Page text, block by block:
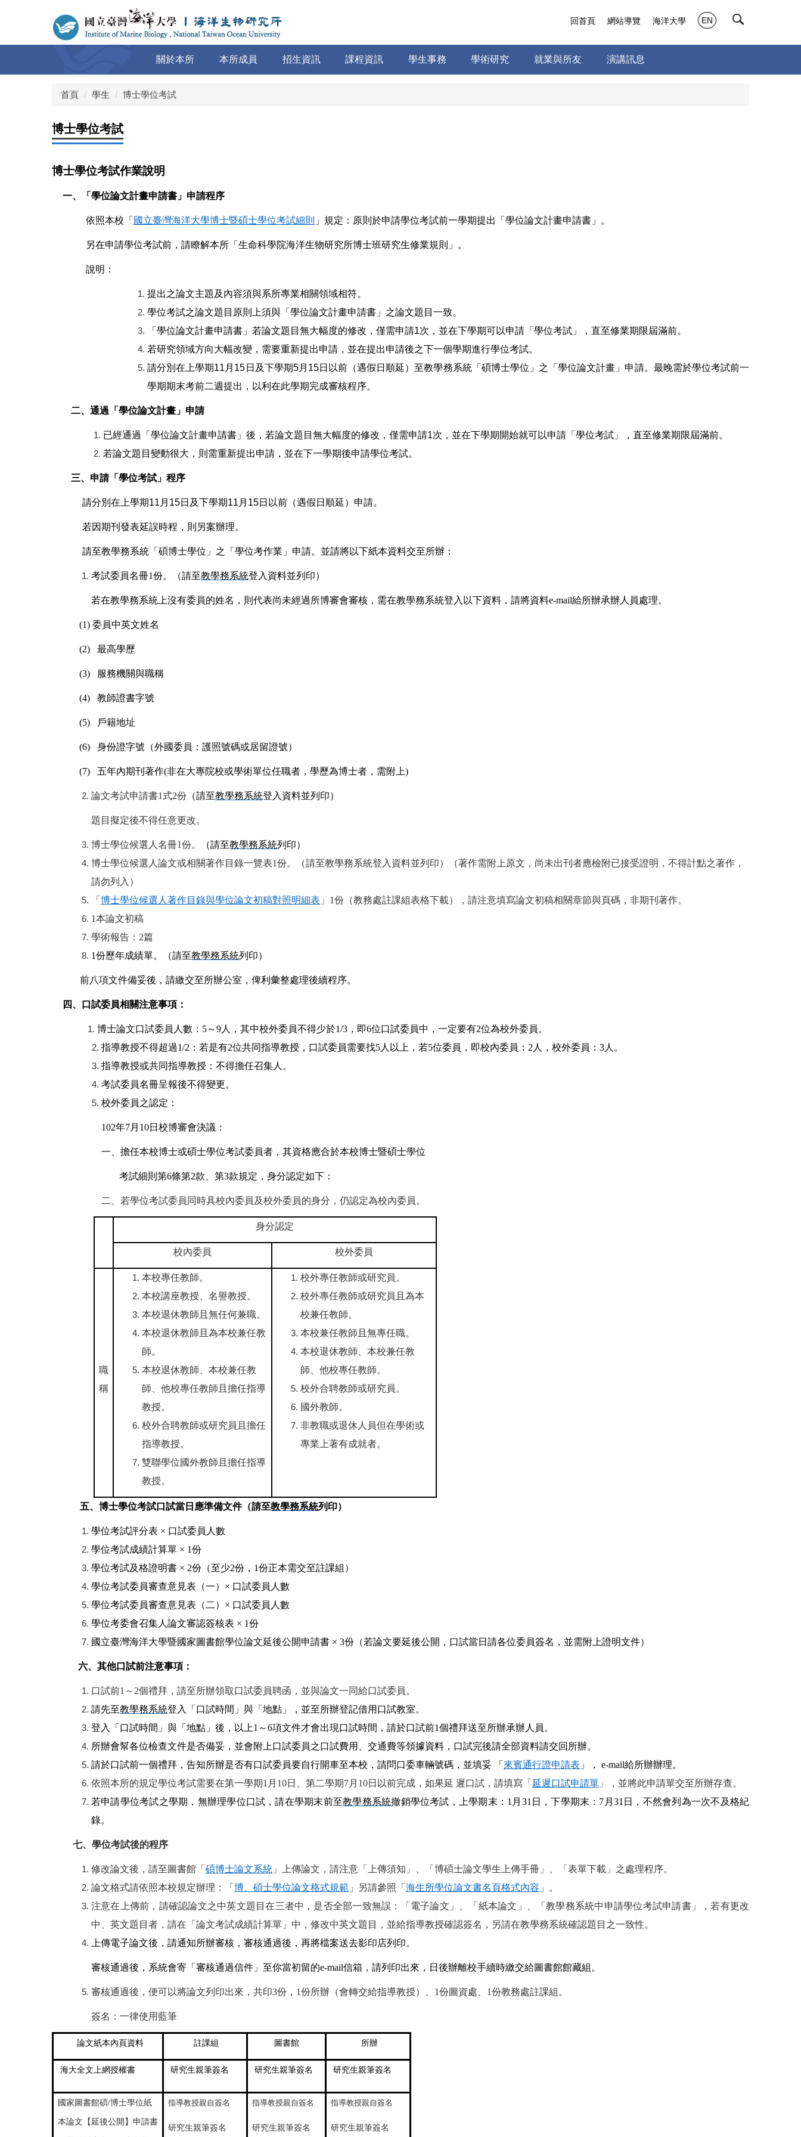
要
容
關於本所 本所成員 招生資訊 課程資訊 學生事務 學術研究 就業與所友 演講訊息
回首頁 網站導覽 海洋大學 EN
首頁 學生 博士學位考試
博士學位考試
博士學位考試作業說明
一、「學位論文計畫申請書」申請程序
依照本校「 國立臺灣海洋大學博士暨碩士學位考試細則 」規定：原則於申請學位考試前一學期提出「學位論文計畫申請書」。
另在申請學位考試前，請瞭解本所「生命科學院海洋生物研究所博士班研究生修業規則」。
說明：
提出之論文主題及內容須與系所專業相關領域相符。
學位考試之論文題目原則上須與「學位論文計畫申請書」之論文題目一致。
「學位論文計畫申請書」若論文題目無大幅度的修改，僅需申請1次，並在下學期可以申請「學位考試」，直至修業期限屆滿前。
若研究領域方向大幅改變，需要重新提出申請，並在提出申請後之下一個學期進行學位考試。
請分別在上學期11 月 15 日及下學期5月 15日以前（遇假日順延）至教學務系統「碩博士學位」之「學位論文計畫」申請。最晚需於學位考試前一
學期期末考前二週提出，以利在此學期完成審核程序。
二、通過「學位論文計畫」申請
已經通過「學位論文計畫申請書」後，若論文題目無大幅度的修改，僅需申請1次，並在下學期開始就可以申請「學位考試」，直至修業期限屆滿前。
若論文題目變動很大，則需重新提出申請，並在下一學期後申請學位考試。
三、申請「學位考試」程序
請分別在上學期11 月 15日及下學期11 月 15日以前（遇假日順延）申請。
若因期刊發表延誤時程，則另案辦理。
請至教學務系統「碩博士學位」之「學位考作業」申請。並請將以下紙本資料交至所辦：
考試委員名冊1份。（請至教學務系統登入資料並列印）
若在教學務系統上沒有委員的姓名，則代表尚未經過所博審會審核，需在教學務系統登入以下資料，請將資料e-mail給所辦承辦人員處理。
(1) 委員中英文姓名
(2) 最高學歷
(3) 服務機關與職稱
(4) 教師證書字號
(5) 戶籍地址
(6) 身份證字號（外國委員：護照號碼或居留證號）
(7) 五年內期刊著作(非在大專院校或學術單位任職者，學歷為博士者，需附上)
論文考試申請書1式2份 （請至教學務系統登入資料並列印）
題目擬定後不得任意更改。
博士學位候選人名冊1份。 （請至教學務系統列印）
博士學位候選人論文或相關著作目錄一覽表1份。（請至教學務系統登入資料並列印）（著作需附上原文，尚未出刊者應檢附已接受證明，不得計點之著作，
請勿列入）
「 博士學位候選人著作目錄與學位論文初稿對照明細表 」1份（教務處註課組表格下載），請注意填寫論文初稿相關章節與頁碼，非期刊著作。
1本論文初稿
學術報告：2篇
1份歷年成績單。（請至教學務系統列印）
前八項文件備妥後，請繳交至所辦公室，俾利彙整處理後續程序。
四、口試委員相關注意事項：
博士論文口試委員人數：5～9人，其中校外委員不得少於1/3，即6位口試委員中，一定要有2位為校外委員。
指導教授不得超過1/2：若是有2位共同指導教授，口試委員需要找5人以上，若5位委員，即校內委員：2人，校外委員：3人。
指導教授或共同指導教授：不得擔任召集人。
考試委員名冊呈報後不得變更。
校外委員之認定：
102年7月10日校博審會決議：
一、擔任本校博士或碩士學位考試委員者，其資格應合於本校博士暨碩士學位
考試細則第6條第2款、第3款規定，身分認定如下：
二、若學位考試委員同時具校內委員及校外委員的身分，仍認定為校內委員。
身分認定
校內委員 校外委員
職
稱
本校專任教師。
本校講座教授、名譽教授。
本校退休教師且無任何兼職。
本校退休教師且為本校兼任教
師。
本校退休教師、本校兼任教
師、他校專任教師且擔任指導
教授。
校外合聘教師或研究員且擔任
指導教授。
雙聯學位國外教師且擔任指導
教授。
校外專任教師或研究員。
校外專任教師或研究員且為本
校兼任教師。
本校兼任教師且無專任職。
本校退休教師、本校兼任教
師、他校專任教師。
校外合聘教師或研究員。
國外教師。
非教職或退休人員但在學術或
專業上著有成就者。
五、博士學位考試口試當日應準備文件（請至教學務系統列印）
學位考試評分表 × 口試委員人數
學位考試成績計算單 × 1份
學位考試及格證明書 × 2份（至少2份，1份正本需交至註課組）
學位考試委員審查意見表（一）× 口試委員人數
學位考試委員審查意見表（二）× 口試委員人數
學位考委會召集人論文審認簽核表 × 1份
國立臺灣海洋大學暨國家圖書館學位論文延後公開申請書 × 3份（若論文要延後公開，口試當日請各位委員簽名，並需附上證明文件）
六、其他口試前注意事項：
口試前1～2個禮拜，請至所辦領取口試委員聘函，並與論文一同給口試委員。
請先至教學務系統登入「口試時間」與「地點」，並至所辦登記借用口試教室。
登入「口試時間」與「地點」後，以上1～6項文件才會出現口試時間，請於口試前1個禮拜送至所辦承辦人員。
所辦會幫各位檢查文件是否備妥，並會附上口試委員之口試費用、交通費等領據資料，口試完後請全部資料請交回所辦。
請於口試前一個禮拜，告知所辦是否有口試委員要自行開車至本校，請問口委車輛號碼，並填妥 「 來賓通行證申請表 」， e-mail給所辦辦理。
依照本所的規定學位考試需要在第一學期1月10日、第二學期7月10日以前完成，如果延 遲口試，請填寫「 延遲口試申請單 」，並將此申請單交至所辦存查。
若申請學位考試之學期，無辦理學位口試，請在學期末前至教學務系統撤銷學位考試，上學期末：1月31日，下學期末：7月31日，不然會列為一次不及格紀
錄。
七、學位考試後的程序
修改論文後，請至圖書館「 碩博士論文系統 」上傳論文，請注意「 上傳須知 」、「 博碩士論文學生上傳手冊 」、「 表單下載 」之處理程序。
論文格式請依照本校規定辦理：「 博、碩士學位論文格式規範 」另請參照「 海生所學位論文書名頁格式內容 」。
注意在上傳前，請確認論文之中英文題目在三者中，是否全部一致無誤：「電子論文」、「紙本論文」、「教學務系統中申請學位考試申請書」，若有更改
中、英文題目者，請在「論文考試成績計算單」中，修改中英文題目，並給指導教授確認簽名，另請在教學務系統確認題目之一致性。
上傳電子論文後，請通知所辦審核，審核通過後，再將檔案送去影印店列印。
審核通過後，系統會寄「審核通過信件」至你當初留的e-mail信箱，請列印出來，日後辦離校手續時繳交給圖書館館藏組。
審核通過後，便可以將論文列印出來，共印3份，1份所辦（會轉交給指導教授）、1份圖資處、1份教務處註課組。
簽名：一律使用藍筆
論文紙本內頁資料 註課組 圖書館 所辦
海大全文上網授權書 研究生親筆簽名 研究生親筆簽名 研究生親筆簽名
國家圖書館碩/博士學位紙
本論文【延後公開】申請書
指導教授親自簽名
研究生親筆簽名
指導教授親自簽名
研究生親筆簽名
指導教授親自簽名
研究生親筆簽名